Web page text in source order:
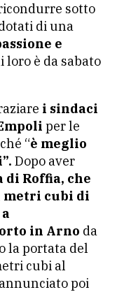
sotto
di una
e
loro è da sabato
i sindaci
per le
“è meglio
Dopo aver
di Roffia, che
metri cubi di
in Arno da
la portata del
cubi al
poi